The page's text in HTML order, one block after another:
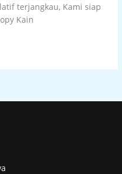
terjangkau, Kami siap
Kain